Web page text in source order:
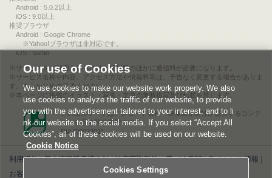
Android : 5.0.2以上
iOS : 9.0以上
推奨ブラウザ
Android : Google Chrome
※Yahoo!ブラウザは非対応です。
iOS : Safari
サービスをご利用されるには、情報料のほかに通信料が必要になります。
サービス名称や内容、アクセス方法や情報料等は、予告なく変更する場合がありま
す。あらかじめご了承ください。
本ページに掲載のイラスト・写真・文章の無断複写及び転載を禁じます。
このエルマークは、レコード会社・映像製作会社が提供するコンテ
ンツを示す登録商標です。
RIAJ00013011
利用規約|個人情報等保護方針|特定商取引法に基づく表記|ライセンス情報
お客様情報の外部送信について|Cookies Settings
Our use of Cookies
We use cookies to make our website work properly. We also
use cookies to analyze the traffic of our website, to provide
you with the advertisement tailored to your interest, and to li
nk our website to the social media. If you select “Accept All
Cookies”, all of these cookies will be used on our website.
Cookie Notice
Cookies Settings